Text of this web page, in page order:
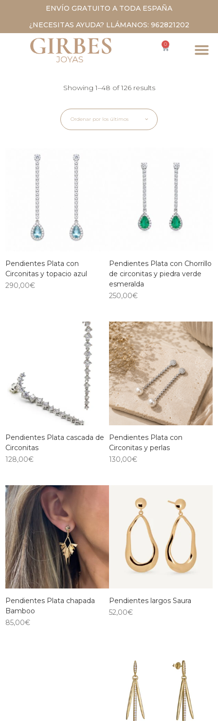
ENVÍO GRATUITO A TODA ESPAÑA
¿NECESITAS AYUDA? LLÁMANOS: 962821202
0
Showing 1–48 of 126 results
Ordenar por los últimos
Pendientes Plata con
Circonitas y topacio azul
290,00€
Pendientes Plata con Chorrillo
de circonitas y piedra verde
esmeralda
250,00€
Pendientes Plata cascada de
Circonitas
128,00€
Pendientes Plata con
Circonitas y perlas
130,00€
Pendientes Plata chapada
Bamboo
85,00€
Pendientes largos Saura
52,00€